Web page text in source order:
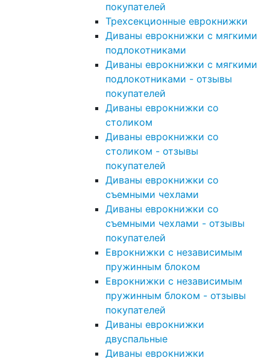
покупателей
Трехсекционные еврокнижки
Диваны еврокнижки с мягкими
подлокотниками
Диваны еврокнижки с мягкими
подлокотниками - отзывы
покупателей
Диваны еврокнижки со
столиком
Диваны еврокнижки со
столиком - отзывы
покупателей
Диваны еврокнижки со
съемными чехлами
Диваны еврокнижки со
съемными чехлами - отзывы
покупателей
Еврокнижки с независимым
пружинным блоком
Еврокнижки с независимым
пружинным блоком - отзывы
покупателей
Диваны еврокнижки
двуспальные
Диваны еврокнижки